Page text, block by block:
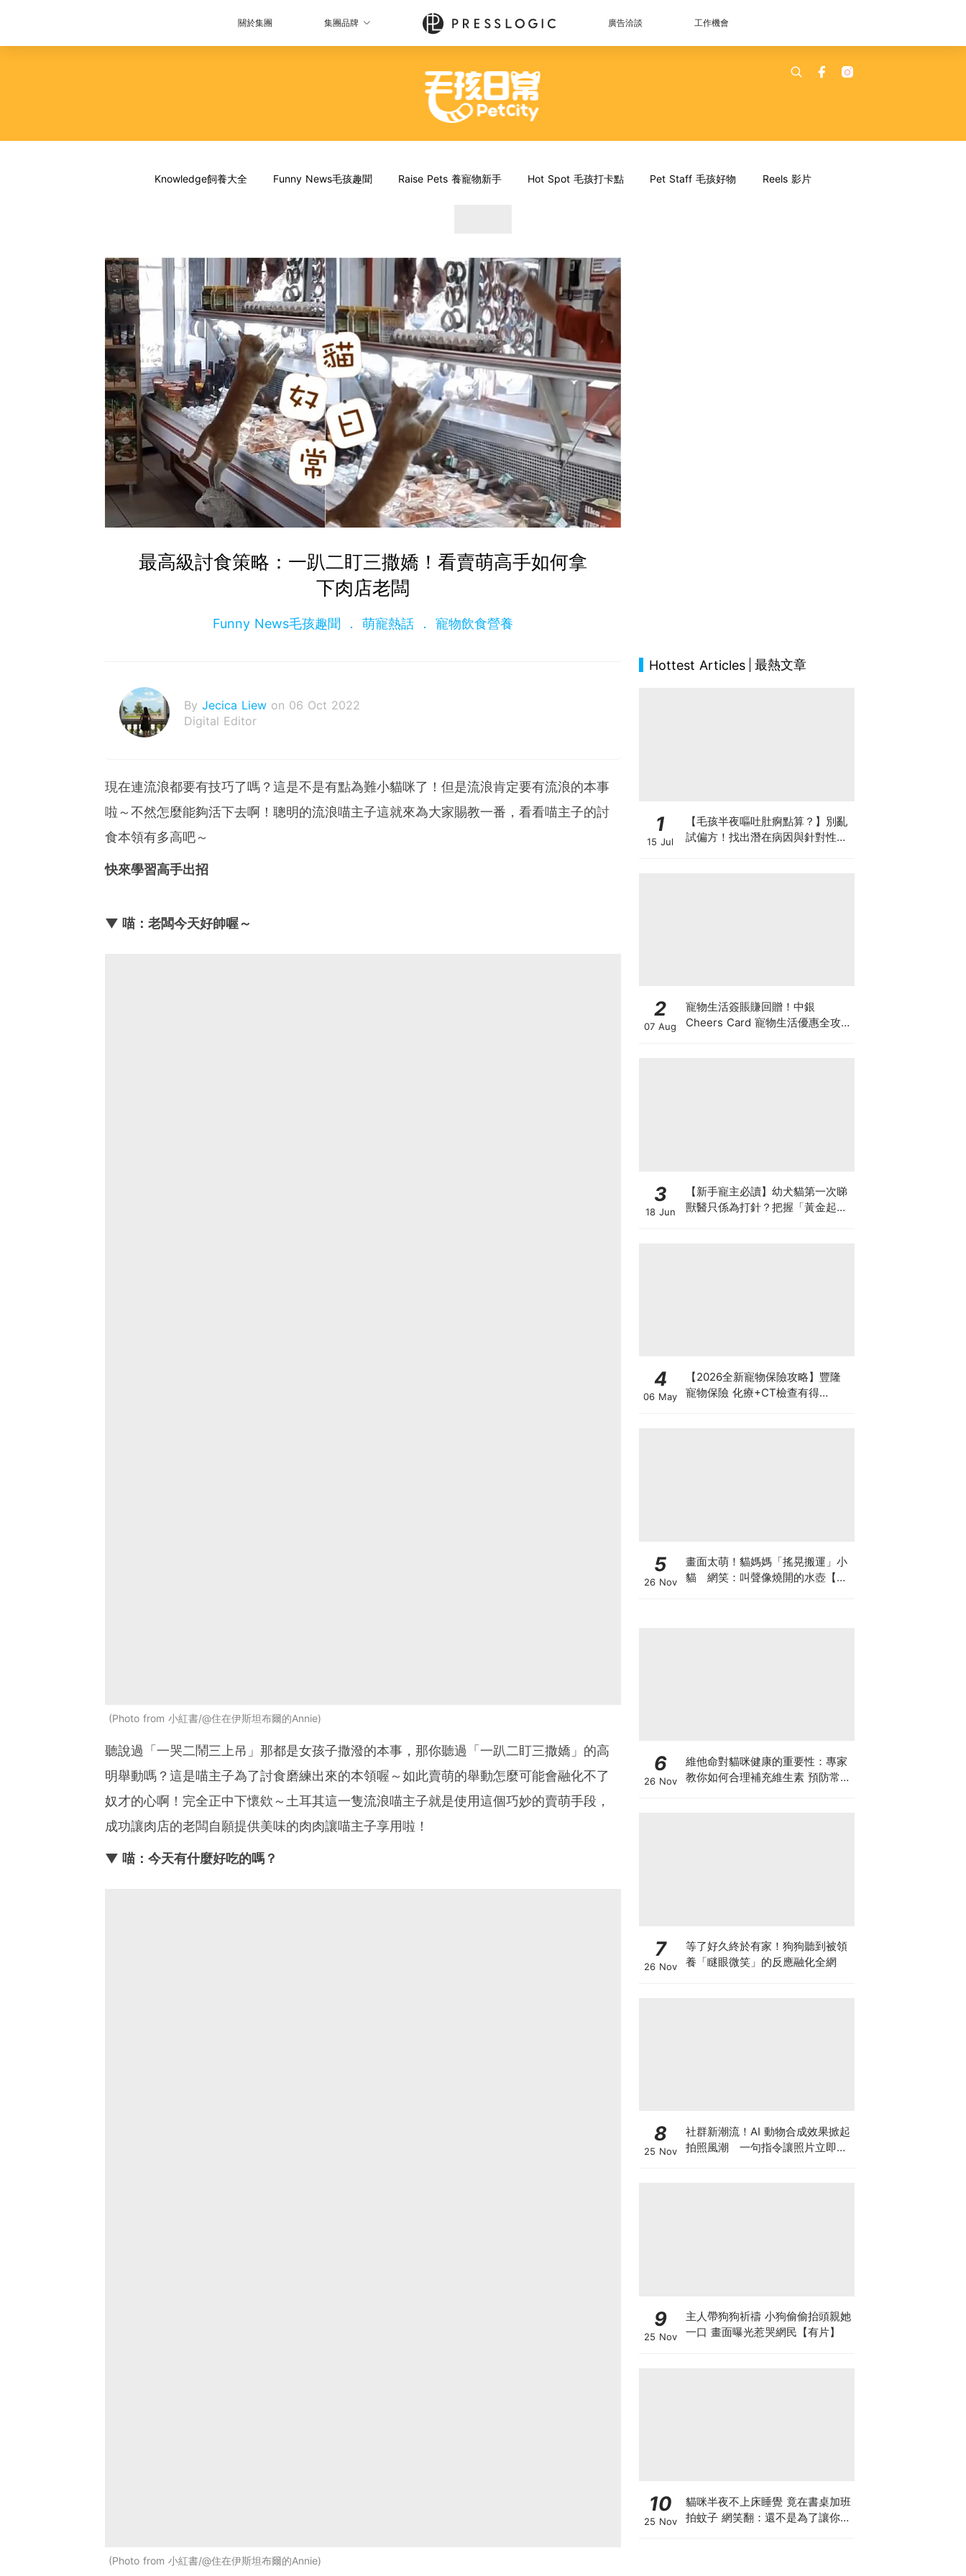
關於集團 集團品牌 廣告洽談 工作機會
Knowledge飼養大全 Funny News毛孩趣聞 Raise Pets 養寵物新手 Hot Spot 毛孩打卡點 Pet Staff 毛孩好物 Reels 影片
最高級討食策略：一趴二盯三撒嬌！看賣萌高手如何拿
下肉店老闆
Funny News毛孩趣聞 萌寵熱話 寵物飲食營養
By Jecica Liew on 06 Oct 2022
Digital Editor
現在連流浪都要有技巧了嗎？這是不是有點為難小貓咪了！但是流浪肯定要有流浪的本事
啦～不然怎麼能夠活下去啊！聰明的流浪喵主子這就來為大家賜教一番，看看喵主子的討
食本領有多高吧～
快來學習高手出招
▼ 喵：老闆今天好帥喔～
Photo from 小紅書/@住在伊斯坦布爾的Annie
聽說過「一哭二鬧三上吊」那都是女孩子撒潑的本事，那你聽過「一趴二盯三撒嬌」的高
明舉動嗎？這是喵主子為了討食磨練出來的本領喔～如此賣萌的舉動怎麼可能會融化不了
奴才的心啊！完全正中下懷欸～土耳其這一隻流浪喵主子就是使用這個巧妙的賣萌手段，
成功讓肉店的老闆自願提供美味的肉肉讓喵主子享用啦！
▼ 喵：今天有什麼好吃的嗎？
Photo from 小紅書/@住在伊斯坦布爾的Annie
Hottest Articles 最熱文章
1
15 Jul
【毛孩半夜嘔吐肚痾點算？】別亂
試偏方！找出潛在病因與針對性營
2
07 Aug
寵物生活簽賬賺回贈！中銀
Cheers Card 寵物生活優惠全攻
3
18 Jun
【新手寵主必讀】幼犬貓第一次睇
獸醫只係為打針？把握「黃金起跑
4
06 May
【2026全新寵物保險攻略】豐隆
寵物保險 化療+CT檢查有得
5
26 Nov
畫面太萌！貓媽媽「搖晃搬運」小
貓 網笑：叫聲像燒開的水壺【有
6
26 Nov
維他命對貓咪健康的重要性：專家
教你如何合理補充維生素 預防常見
7
26 Nov
等了好久終於有家！狗狗聽到被領
養「瞇眼微笑」的反應融化全網
8
25 Nov
社群新潮流！AI 動物合成效果掀起
拍照風潮 一句指令讓照片立即升
9
25 Nov
主人帶狗狗祈禱 小狗偷偷抬頭親她
一口 畫面曝光惹哭網民【有片】
10
25 Nov
貓咪半夜不上床睡覺 竟在書桌加班
拍蚊子 網笑翻：還不是為了讓你睡